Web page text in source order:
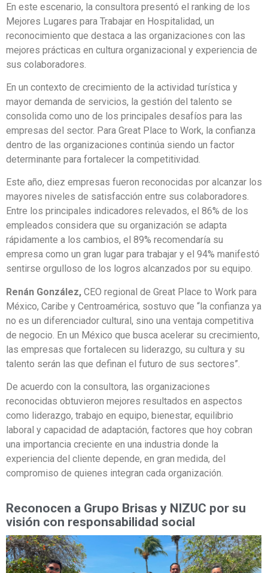
En este escenario, la consultora presentó el ranking de los
Mejores Lugares para Trabajar en Hospitalidad, un
reconocimiento que destaca a las organizaciones con las
mejores prácticas en cultura organizacional y experiencia de
sus colaboradores.
En un contexto de crecimiento de la actividad turística y
mayor demanda de servicios, la gestión del talento se
consolida como uno de los principales desafíos para las
empresas del sector. Para Great Place to Work, la confianza
dentro de las organizaciones continúa siendo un factor
determinante para fortalecer la competitividad.
Este año, diez empresas fueron reconocidas por alcanzar los
mayores niveles de satisfacción entre sus colaboradores.
Entre los principales indicadores relevados, el 86% de los
empleados considera que su organización se adapta
rápidamente a los cambios, el 89% recomendaría su
empresa como un gran lugar para trabajar y el 94% manifestó
sentirse orgulloso de los logros alcanzados por su equipo.
Renán González, CEO regional de Great Place to Work para
México, Caribe y Centroamérica, sostuvo que “la confianza ya
no es un diferenciador cultural, sino una ventaja competitiva
de negocio. En un México que busca acelerar su crecimiento,
las empresas que fortalecen su liderazgo, su cultura y su
talento serán las que definan el futuro de sus sectores”.
De acuerdo con la consultora, las organizaciones
reconocidas obtuvieron mejores resultados en aspectos
como liderazgo, trabajo en equipo, bienestar, equilibrio
laboral y capacidad de adaptación, factores que hoy cobran
una importancia creciente en una industria donde la
experiencia del cliente depende, en gran medida, del
compromiso de quienes integran cada organización.
Reconocen a Grupo Brisas y NIZUC por su
visión con responsabilidad social